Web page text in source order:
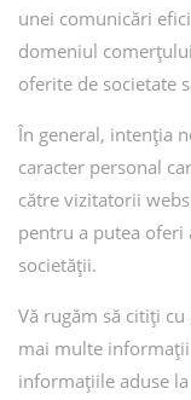
unei comunicări
domeniul
oferite de societate
În general, intenția
caracter personal
către vizitatorii
pentru a putea
societății.
Vă rugăm să citiți
mai multe
informațiile aduse